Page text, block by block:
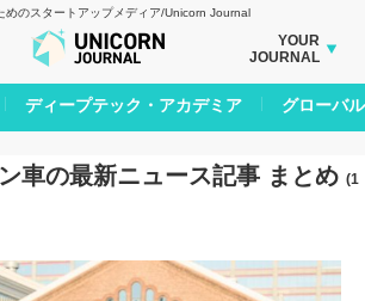
めのスタートアップメディア/Unicorn Journal
YOUR
JOURNAL
BUSINESS JOURNAL
CARBON CREDITS JOURNAL
IVS JOURNAL
AI JOURNAL
車の最新ニュース記事 まとめ (1
ディープテック・アカデミア グローバル